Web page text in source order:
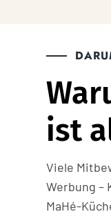
ist
Viele
Werbung –
MaHé-